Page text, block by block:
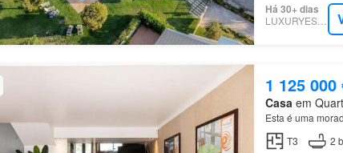
Há 30+ dias
LUXURYESTATE
1 125 000
Casaem
Esta é uma
T3
2